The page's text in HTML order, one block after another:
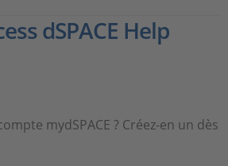
dSPACE Help
mydSPACE ? Créez-en un dès